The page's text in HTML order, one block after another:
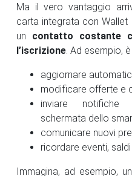
Ma il vero vantaggio
carta integrata con Wallet
un contatto costante
l’iscrizione. Ad esempio,
aggiornare
modificare offerte e
inviare notifiche
schermata dello
comunicare nuovi
ricordare eventi,
Immagina, ad esempio,